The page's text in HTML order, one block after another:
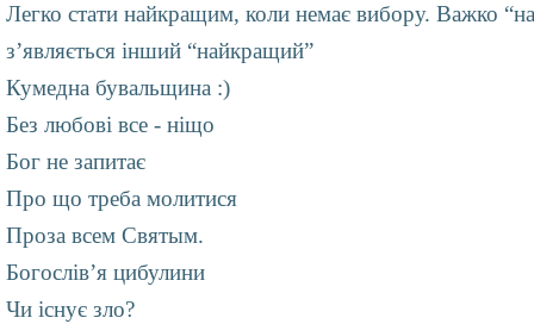
Легко стати найкращим, коли немає вибору. Важко
з’являється інший “найкращий”
Кумедна бувальщина :)
Без любові все - ніщо
Бог не запитає
Про що треба молитися
Проза всем Святым.
Богослів’я цибулини
Чи існує зло?